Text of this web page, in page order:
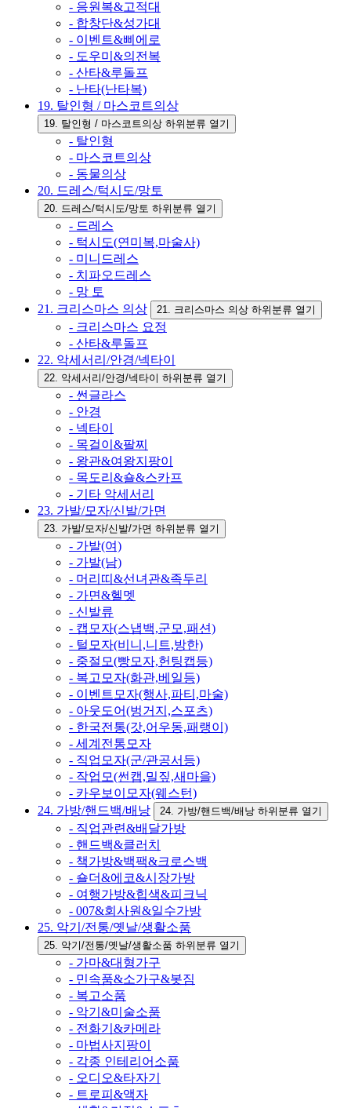
- 응원복&고적대
- 합창단&성가대
- 이벤트&삐에로
- 도우미&의전복
- 산타&루돌프
- 난타(난타복)
19. 탈인형 / 마스코트의상
19. 탈인형 / 마스코트의상 하위분류 열기
- 탈인형
- 마스코트의상
- 동물의상
20. 드레스/턱시도/망토
20. 드레스/턱시도/망토 하위분류 열기
- 드레스
- 턱시도(연미복,마술사)
- 미니드레스
- 치파오드레스
- 망 토
21. 크리스마스 의상
21. 크리스마스 의상 하위분류 열기
- 크리스마스 요정
- 산타&루돌프
22. 악세서리/안경/넥타이
22. 악세서리/안경/넥타이 하위분류 열기
- 썬글라스
- 안경
- 넥타이
- 목걸이&팔찌
- 왕관&여왕지팡이
- 목도리&숄&스카프
- 기타 악세서리
23. 가발/모자/신발/가면
23. 가발/모자/신발/가면 하위분류 열기
- 가발(여)
- 가발(남)
- 머리띠&선녀관&족두리
- 가면&헬멧
- 신발류
- 캡모자(스냅백,군모,패션)
- 털모자(비니,니트,방한)
- 중절모(빵모자,헌팅캡등)
- 복고모자(화관,베일등)
- 이벤트모자(행사,파티,마술)
- 아웃도어(벙거지,스포츠)
- 한국전통(갓,어우동,패랭이)
- 세계전통모자
- 직업모자(군/관공서등)
- 작업모(썬캡,밀짚,새마을)
- 카우보이모자(웨스턴)
24. 가방/핸드백/배낭
24. 가방/핸드백/배낭 하위분류 열기
- 직업관련&배달가방
- 핸드백&클러치
- 책가방&백팩&크로스백
- 숄더&에코&시장가방
- 여행가방&힙색&피크닉
- 007&회사원&일수가방
25. 악기/전통/옛날/생활소품
25. 악기/전통/옛날/생활소품 하위분류 열기
- 가마&대형가구
- 민속품&소가구&봇짐
- 복고소품
- 악기&미술소품
- 전화기&카메라
- 마법사지팡이
- 각종 인테리어소품
- 오디오&타자기
- 트로피&액자